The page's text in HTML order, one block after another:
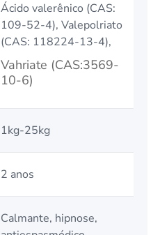
Ácido valerênico (CAS:
109-52-4), Valepolriato
(CAS: 118224-13-4),
Vahriate (CAS:3569-
10-6)
1kg-25kg
2 anos
Calmante, hipnose,